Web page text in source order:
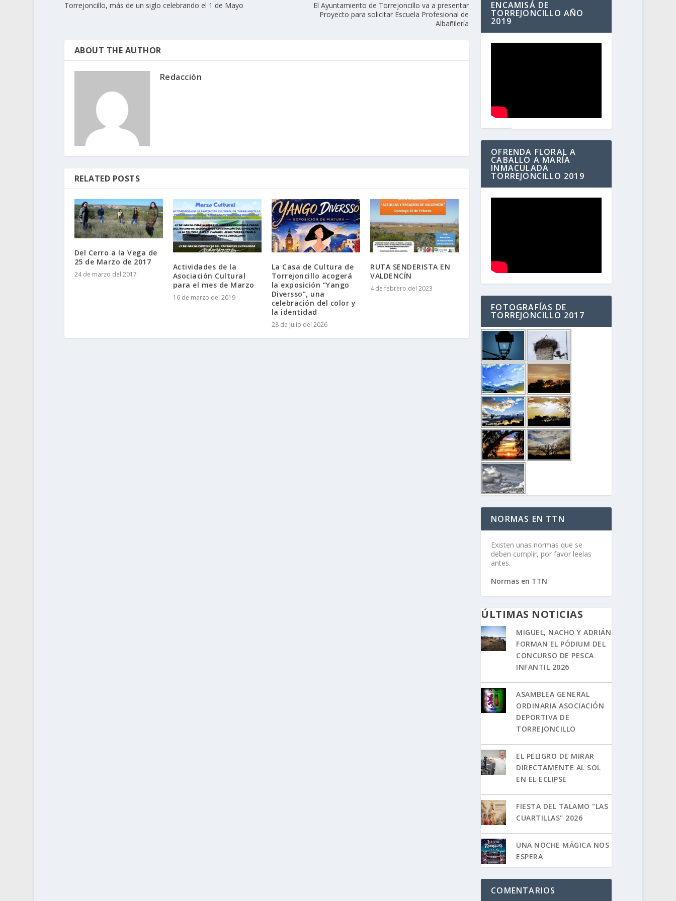
Torrejoncillo, más de un siglo celebrando el 1 de Mayo
El Ayuntamiento de Torrejoncillo va a presentar
Proyecto para solicitar Escuela Profesional de
Albañilería
ABOUT THE AUTHOR
Redacción
RELATED POSTS
Del Cerro a la Vega de
25 de Marzo de 2017
24 de marzo del 2017
Actividades de la
Asociación Cultural
para el mes de Marzo
16 de marzo del 2019
La Casa de Cultura de
Torrejoncillo acogerá
la exposición “Yango
Diversso”, una
celebración del color y
la identidad
28 de julio del 2026
RUTA SENDERISTA EN
VALDENCÍN
4 de febrero del 2023
ENCAMISÁ DE
TORREJONCILLO AÑO
2019
OFRENDA FLORAL A
CABALLO A MARÍA
INMACULADA
TORREJONCILLO 2019
FOTOGRAFÍAS DE
TORREJONCILLO 2017
NORMAS EN TTN
Existen unas normas que se
deben cumplir, por favor leelas
antes.
Normas en TTN
ÚLTIMAS NOTICIAS
MIGUEL, NACHO Y ADRIÁN
FORMAN EL PÓDIUM DEL
CONCURSO DE PESCA
INFANTIL 2026
ASAMBLEA GENERAL
ORDINARIA ASOCIACIÓN
DEPORTIVA DE
TORREJONCILLO
EL PELIGRO DE MIRAR
DIRECTAMENTE AL SOL
EN EL ECLIPSE
FIESTA DEL TALAMO "LAS
CUARTILLAS" 2026
UNA NOCHE MÁGICA NOS
ESPERA
COMENTARIOS